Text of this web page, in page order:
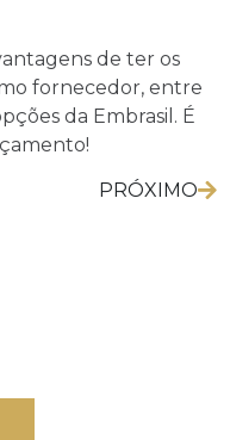
de ter os
fornecedor, entre
da Embrasil. É
PRÓXIMO